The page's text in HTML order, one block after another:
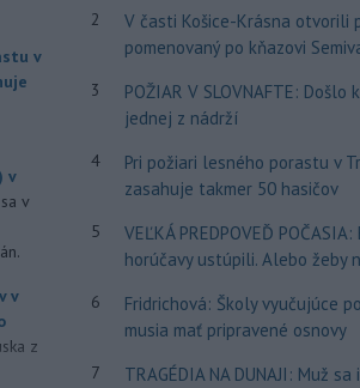
v
v
v
v
z
2
V časti Košice-Krásna otvorili
pomenovaný po kňazovi
3
POŽIAR V SLOVNAFTE: Došlo
jednej z nádrží
4
Pri požiari lesného porastu v
zasahuje takmer 50 hasičov
5
VEĽKÁ PREDPOVEĎ
horúčavy ustúpili. Alebo žeby
6
Fridrichová: Školy vyučujúce
musia mať pripravené osnovy
7
TRAGÉDIA NA DUNAJI: Muž sa